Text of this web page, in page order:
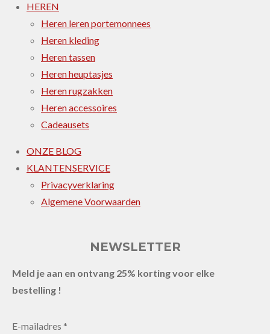
HEREN
Heren leren portemonnees
Heren kleding
Heren tassen
Heren heuptasjes
Heren rugzakken
Heren accessoires
Cadeausets
ONZE BLOG
KLANTENSERVICE
Privacyverklaring
Algemene Voorwaarden
NEWSLETTER
Meld je aan en ontvang 25% korting voor elke
bestelling !
E-mailadres *